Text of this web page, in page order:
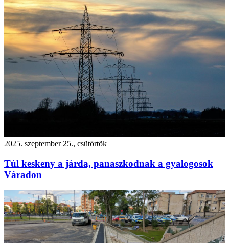
2025. szeptember 25., csütörtök
Túl keskeny a járda, panaszkodnak a gyalogosok
Váradon